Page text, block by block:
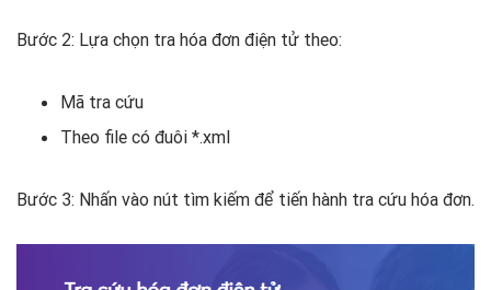
Bước 2: Lựa chọn tra hóa đơn điện tử theo:
Mã tra cứu
Theo file có đuôi *.xml
Bước 3: Nhấn vào nút tìm kiếm để tiến hành tra cứu hóa đơn.